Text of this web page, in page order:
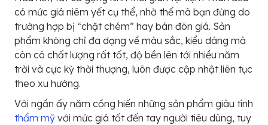
có mức giá niêm yết cụ thể, nhờ thế mà bạn đừng do
trường hợp bị “chặt chém” hay bán đôn giá. Sản
phẩm không chỉ đa dạng về màu sắc, kiểu dáng mà
còn có chất lượng rất tốt, độ bền lên tới nhiều năm
trời và cực kỳ thời thượng, luôn được cập nhật liên tục
theo xu hướng.
Với ngần ấy năm cồng hiến những sản phẩm giàu tính
thẩm mỹ với mức giá tốt đến tay người tiêu dùng, tuy